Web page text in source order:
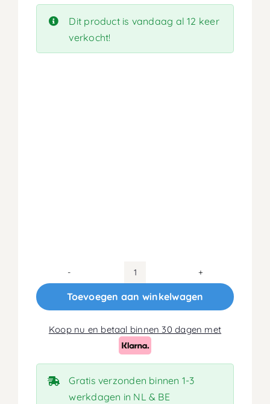
Dit product is vandaag al 12 keer
verkocht!
100x190
Koudschuim
18cm
aantal
Toevoegen aan winkelwagen
Koop nu en betaal binnen 30 dagen met
Gratis verzonden binnen 1-3
werkdagen in NL & BE